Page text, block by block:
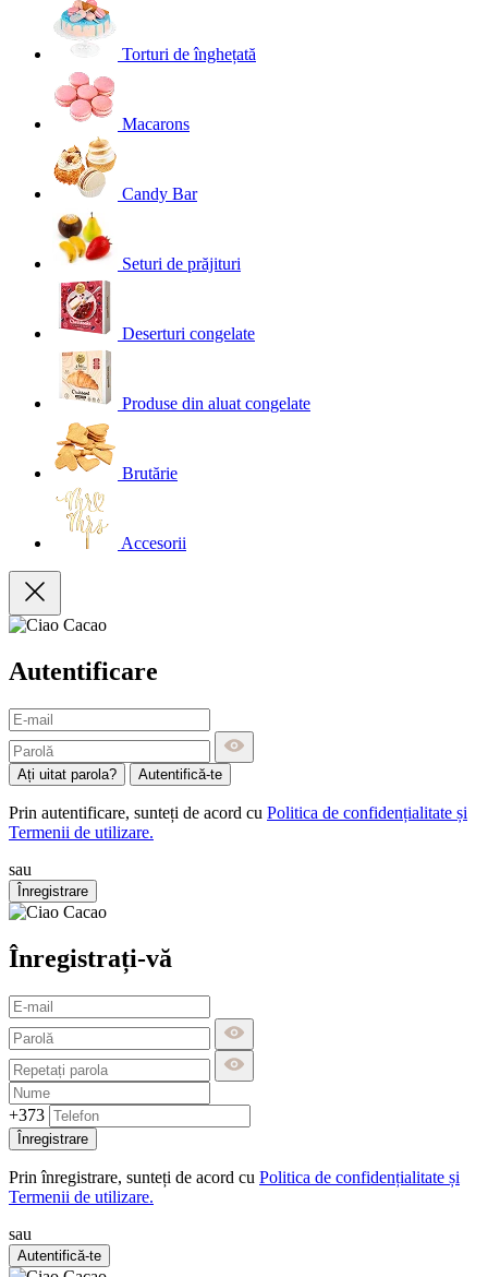
Torturi de înghețată
Macarons
Candy Bar
Seturi de prăjituri
Deserturi congelate
Produse din aluat congelate
Brutărie
Accesorii
Autentificare
Ați uitat parola? Autentifică-te
Prin autentificare, sunteți de acord cu Politica de confidențialitate și
Termenii de utilizare.
sau
Înregistrare
Înregistrați-vă
+373
Înregistrare
Prin înregistrare, sunteți de acord cu Politica de confidențialitate și
Termenii de utilizare.
sau
Autentifică-te